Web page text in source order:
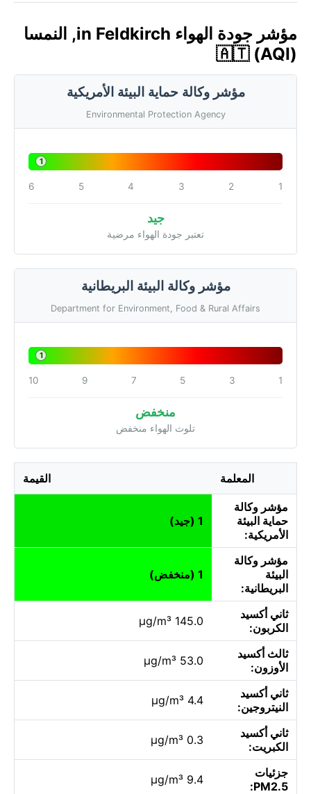
مؤشر جودة الهواء in Feldkirch, النمسا
🇦🇹 (AQI)
مؤشر وكالة حماية البيئة الأمريكية
Environmental Protection Agency
1
1
2
3
4
5
6
جيد
تعتبر جودة الهواء مرضية
مؤشر وكالة البيئة البريطانية
Department for Environment, Food & Rural Affairs
1
1
3
5
7
9
10
منخفض
تلوث الهواء منخفض
المعلمة القيمة
مؤشر وكالة
حماية البيئة
الأمريكية:
1 (جيد)
مؤشر وكالة
البيئة
البريطانية:
1 (منخفض)
ثاني أكسيد
الكربون:
145.0 µg/m³
ثالث أكسيد
الأوزون:
53.0 µg/m³
ثاني أكسيد
النيتروجين:
4.4 µg/m³
ثاني أكسيد
الكبريت:
0.3 µg/m³
جزئيات
PM2.5:
9.4 µg/m³